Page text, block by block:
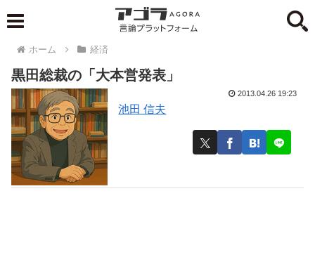
ホーム 経済
黒田総裁の「大本営発表」
池田 信夫
2013.04.26 19:23